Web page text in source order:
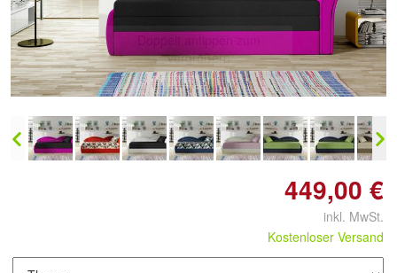
Doppelt antippen zum
vergrößern
449,00 €
inkl. MwSt.
Kostenloser Versand